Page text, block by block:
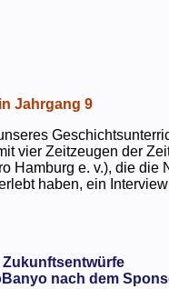
Jahrgang 9
vier Zeitzeugen der
Hamburg e. v.), die die
haben, ein
Zukunftsentwürfe
nach dem